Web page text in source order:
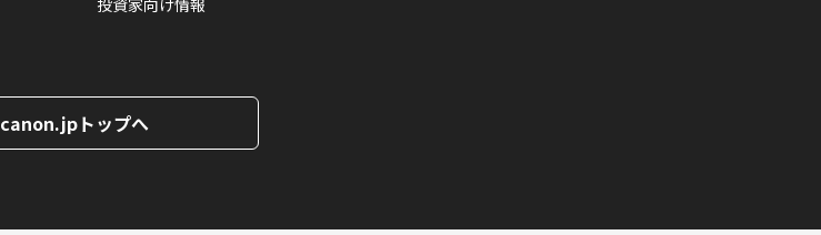
投資家向け情報
canon.jpトップへ